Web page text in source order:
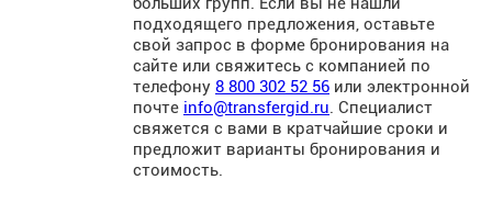
подходящего предложения, оставьте
свой запрос в форме бронирования на
сайте или свяжитесь с компанией по
телефону 8 800 302 52 56 или электронной
почте info@transfergid.ru. Специалист
свяжется с вами в кратчайшие сроки и
предложит варианты бронирования и
стоимость.